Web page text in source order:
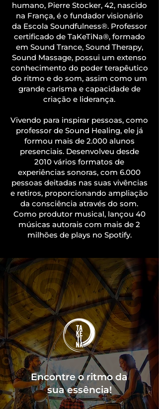
humano, Pierre Stocker, 42, nascido
na França, é o fundador visionário
da Escola Soundfulness®. Professor
certificado de TaKeTiNa®, formado
em Sound Trance, Sound Therapy,
Sound Massage, possui um extenso
conhecimento do poder terapêutico
do ritmo e do som, assim como um
grande carisma e capacidade de
criação e liderança.
Vivendo para inspirar pessoas, como
professor de Sound Healing, ele já
formou mais de 2.000 alunos
presenciais. Desenvolveu desde
2010 vários formatos de
experiências sonoras, com 6.000
pessoas deitadas nas suas vivências
e retiros, proporcionando ampliação
da consciência através do som.
Como produtor musical, lançou 40
músicas autorais com mais de 2
milhões de plays no Spotify.
Encontre o ritmo da
sua essência!